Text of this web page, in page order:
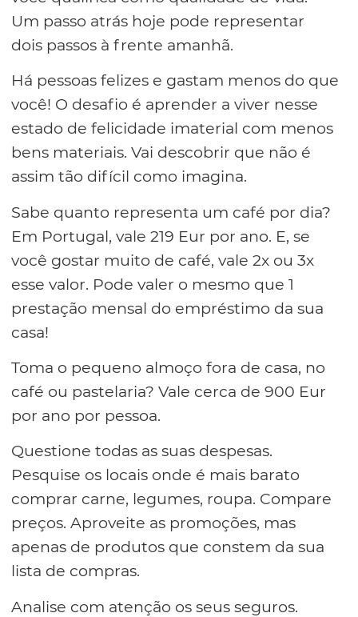
Um passo atrás hoje pode representar
dois passos à frente amanhã.
Há pessoas felizes e gastam menos do que
você! O desafio é aprender a viver nesse
estado de felicidade imaterial com menos
bens materiais. Vai descobrir que não é
assim tão difícil como imagina.
Sabe quanto representa um café por dia?
Em Portugal, vale 219 Eur por ano. E, se
você gostar muito de café, vale 2x ou 3x
esse valor. Pode valer o mesmo que 1
prestação mensal do empréstimo da sua
casa!
Toma o pequeno almoço fora de casa, no
café ou pastelaria? Vale cerca de 900 Eur
por ano por pessoa.
Questione todas as suas despesas.
Pesquise os locais onde é mais barato
comprar carne, legumes, roupa. Compare
preços. Aproveite as promoções, mas
apenas de produtos que constem da sua
lista de compras.
Analise com atenção os seus seguros.